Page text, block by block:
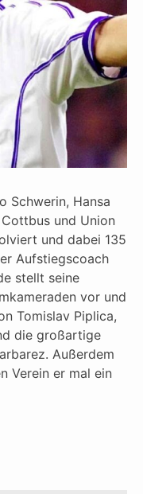
Schwerin, Hansa
und Union
und dabei 135
Aufstiegscoach
stellt seine
vor und
Tomislav Piplica,
die großartige
Außerdem
Verein er mal ein